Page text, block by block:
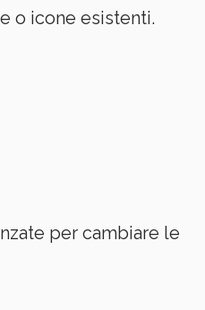
o icone esistenti.
per cambiare le